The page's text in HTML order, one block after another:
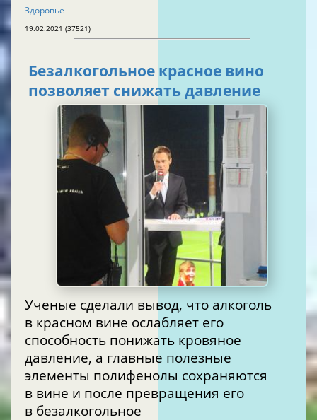
Здоровье
19.02.2021 (37521)
Безалкогольное красное вино
позволяет снижать давление
Ученые сделали вывод, что алкоголь
в красном вине ослабляет его
способность понижать кровяное
давление, а главные полезные
элементы полифенолы сохраняются
в вине и после превращения его
в безалкогольное